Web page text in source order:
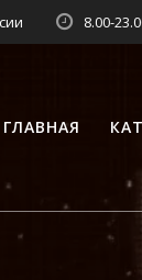
8.00-
ГЛАВНАЯ